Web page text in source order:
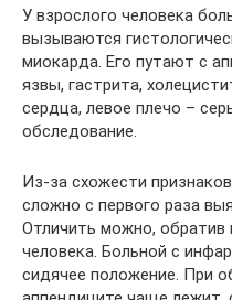
У взрослого человека
вызываются
миокарда. Его путают с
язвы, гастрита,
сердца, левое плечо –
обследование.
Из-за схожести
сложно с первого раза
Отличить можно, обратив
человека. Больной с
сидячее положение. При